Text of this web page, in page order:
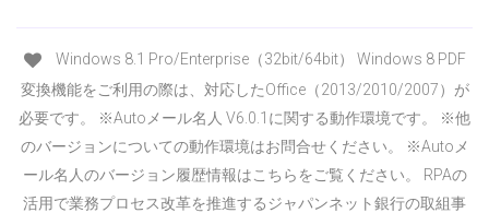
Windows 8.1 Pro/Enterprise（32bit/64bit） Windows 8 PDF
変換機能をご利用の際は、対応したOffice（2013/2010/2007）が
必要です。 ※Autoメール名人 V6.0.1に関する動作環境です。 ※他
のバージョンについての動作環境はお問合せください。 ※Autoメ
ール名人のバージョン履歴情報はこちらをご覧ください。 RPAの
活用で業務プロセス改革を推進するジャパンネット銀行の取組事